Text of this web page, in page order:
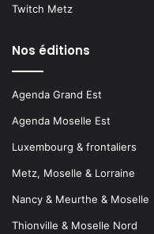
Twitch Metz
Nos éditions
Agenda Grand Est
Agenda Moselle Est
Luxembourg & frontaliers
Metz, Moselle & Lorraine
Nancy & Meurthe & Moselle
Thionville & Moselle Nord